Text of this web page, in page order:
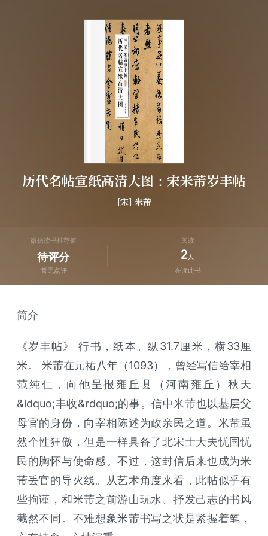
历代名帖宣纸高清大图：宋米芾岁丰帖
[宋] 米芾
微信读书推荐值
待评分
暂无点评
阅读
2 人
在读此书
简介
《岁丰帖》 行书，纸本。纵31.7厘米，横33厘
米。 米芾在元祐八年（1093），曾经写信给宰相
范纯仁，向他呈报雍丘县（河南雍丘）秋天
&ldquo;丰收&rdquo;的事。信中米芾也以基层父
母官的身份，向宰相陈述为政亲民之道。米芾虽
然个性狂傲，但是一样具备了北宋士大夫忧国忧
民的胸怀与使命感。不过，这封信后来也成为米
芾丢官的导火线。从艺术角度来看，此帖似乎有
些拘谨，和米芾之前游山玩水、抒发己志的书风
截然不同。不难想象米芾书写之状是紧握着笔，